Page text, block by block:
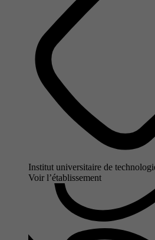
Institut universitaire de
Voir l’établissement